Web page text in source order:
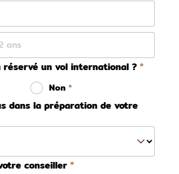
réservé un vol international ?
Non
dans la préparation de votre
conseiller